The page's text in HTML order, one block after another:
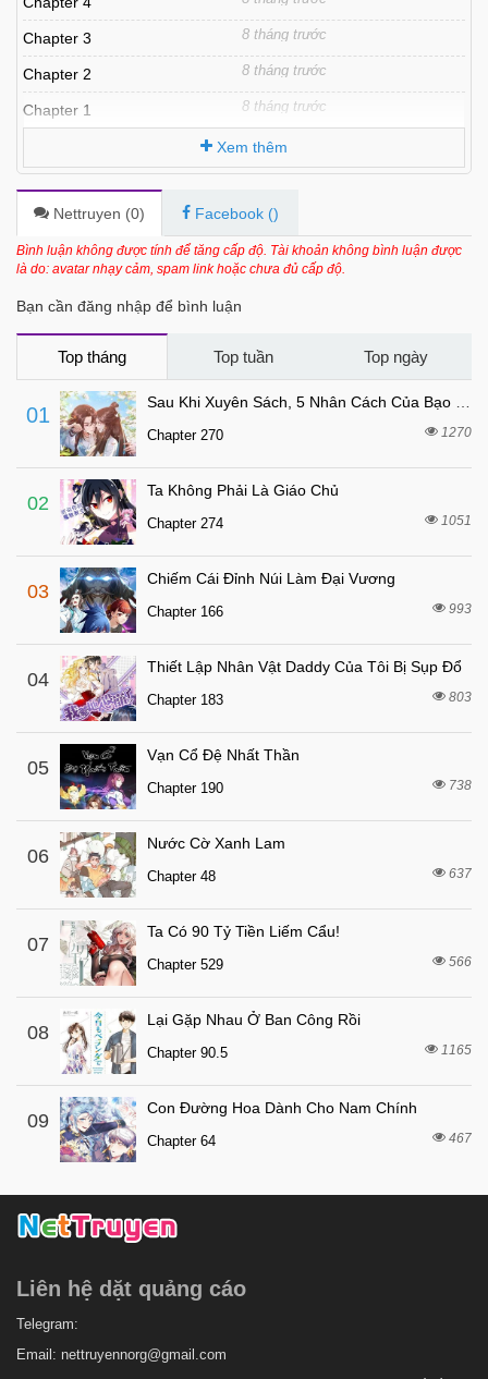
Chapter 3 8 tháng trước
Chapter 2 8 tháng trước
Chapter 1 8 tháng trước
Xem thêm
Nettruyen (0) Facebook ()
Bình luận không được tính để tăng cấp độ. Tài khoản không bình luận được
là do: avatar nhạy cảm, spam link hoặc chưa đủ cấp độ.
Bạn cần đăng nhập để bình luận
Top tháng Top tuần Top ngày
01
Sau Khi Xuyên Sách, 5 Nhân Cách Của Bạo Quân Đều Yêu Ta
Chapter 270 1270
02
Ta Không Phải Là Giáo Chủ
Chapter 274 1051
03
Chiếm Cái Đỉnh Núi Làm Đại Vương
Chapter 166 993
04
Thiết Lập Nhân Vật Daddy Của Tôi Bị Sụp Đổ
Chapter 183 803
05
Vạn Cổ Đệ Nhất Thần
Chapter 190 738
06
Nước Cờ Xanh Lam
Chapter 48 637
07
Ta Có 90 Tỷ Tiền Liếm Cẩu!
Chapter 529 566
08
Lại Gặp Nhau Ở Ban Công Rồi
Chapter 90.5 1165
09
Con Đường Hoa Dành Cho Nam Chính
Chapter 64 467
Liên hệ dặt quảng cáo
Telegram:
Email: nettruyennorg@gmail.com